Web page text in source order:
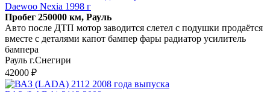
Daewoo Nexia 1998 г
Пробег 250000 км, Рауль
Авто после ДТП мотор заводится слетел с подушки продаётся
вместе с деталями капот бампер фары радиатор усилитель
бампера
Рауль г.Снегири
42000 ₽